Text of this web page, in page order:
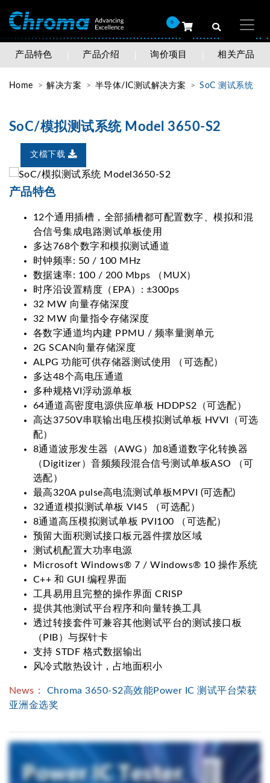
0
产品特色 产品介绍 询价项目 相关产品
Home 解决方案 半导体/IC测试解决方案 SoC 测试系统
SoC/模拟测试系统 Model 3650-S2
文檔下载
产品特色
12个通用插槽，全部插槽都可配置数字、模拟和混
合信号集成电路测试单板使用
多达768个数字和模拟测试通道
时钟频率: 50 / 100 MHz
数据速率: 100 / 200 Mbps （MUX）
时序沿设置精度（EPA）: ±300ps
32 MW 向量存储深度
32 MW 向量指令存储深度
各数字通道均内建 PPMU / 频率量测单元
2G SCAN向量存储深度
ALPG 功能可供存储器测试使用 （可选配）
多达48个高电压通道
多种规格VI浮动源单板
64通道高密度电源供应单板 HDDPS2（可选配）
高达3750V串联输出电压模拟测试单板 HVVI（可选
配）
8通道波形发生器（AWG）加8通道数字化转换器
（Digitizer）音频频段混合信号测试单板ASO （可
选配）
最高320A pulse高电流测试单板MPVI (可选配)
32通道模拟测试单板 VI45 （可选配）
8通道高压模拟测试单板 PVI100 （可选配）
预留大面积测试接口板元器件摆放区域
测试机配置大功率电源
Microsoft Windows® 7 / Windows® 10 操作系统
C++ 和 GUI 编程界面
工具易用且完整的操作界面 CRISP
提供其他测试平台程序和向量转换工具
透过转接套件可兼容其他测试平台的测试接口板
（PIB）与探针卡
支持 STDF 格式数据输出
风冷式散热设计，占地面积小
News：
Chroma 3650-S2高效能Power IC 测试平台荣获
亚洲金选奖